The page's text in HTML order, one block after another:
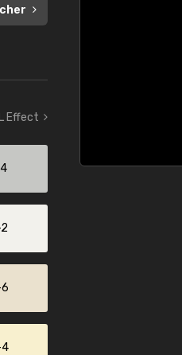
Effect
4